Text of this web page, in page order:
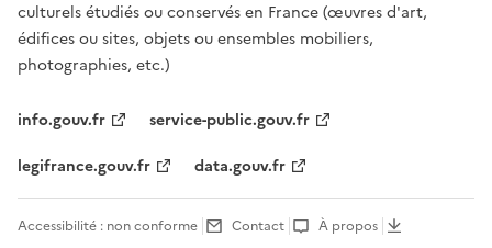
culturels étudiés ou conservés en France (œuvres d'art,
édifices ou sites, objets ou ensembles mobiliers,
photographies, etc.)
info.gouv.fr
service-public.gouv.fr
legifrance.gouv.fr
data.gouv.fr
Accessibilité : non conforme Contact À propos